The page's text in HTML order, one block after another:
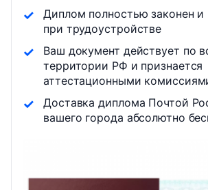
Диплом полностью законен и
при трудоустройстве
Ваш документ действует по
территории РФ и признается
аттестационными
Доставка диплома Почтой
вашего города абсолютно